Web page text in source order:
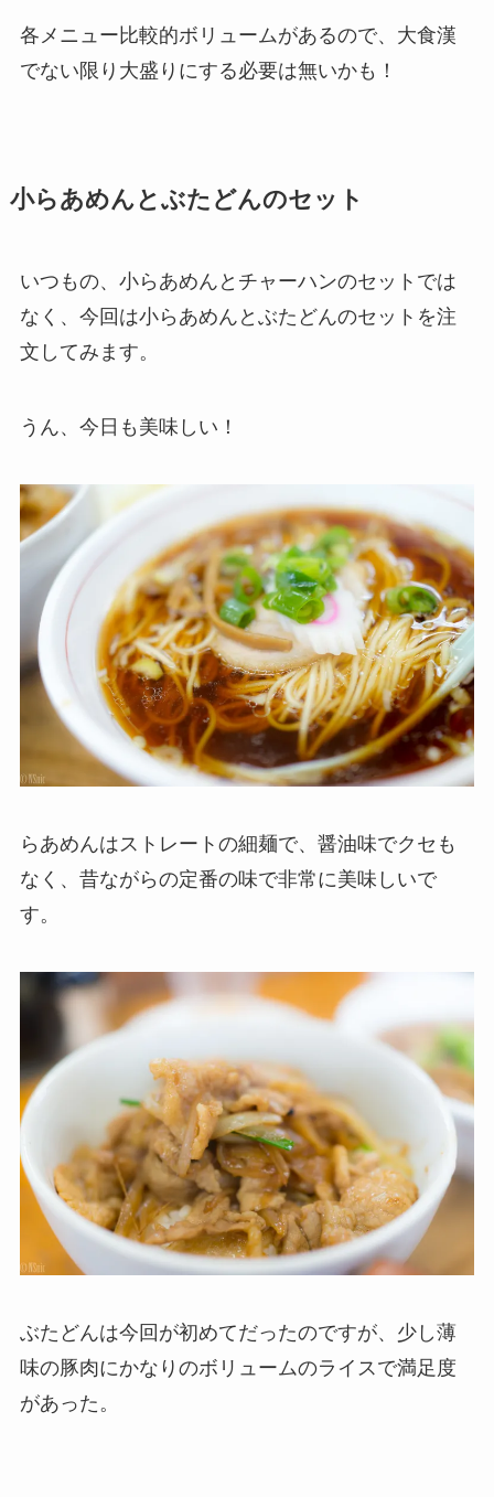
各メニュー比較的ボリュームがあるので、大食漢
でない限り大盛りにする必要は無いかも！
小らあめんとぶたどんのセット
いつもの、小らあめんとチャーハンのセットでは
なく、今回は小らあめんとぶたどんのセットを注
文してみます。
うん、今日も美味しい！
らあめんはストレートの細麺で、醤油味でクセも
なく、昔ながらの定番の味で非常に美味しいで
す。
ぶたどんは今回が初めてだったのですが、少し薄
味の豚肉にかなりのボリュームのライスで満足度
があった。